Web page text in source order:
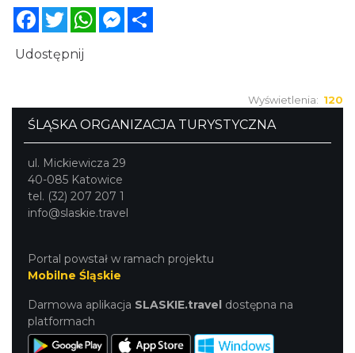
FacebookTwitterWhatsAppMessenger
Udostępnij
Wyświetlenia: 120
ŚLĄSKA ORGANIZACJA TURYSTYCZNA
ul. Mickiewicza 29
40-085 Katowice
tel. (32) 207 207 1
info@slaskie.travel
Portal powstał w ramach projektu
Mobilne Śląskie
Darmowa aplikacja SLASKIE.travel dostępna na
platformach